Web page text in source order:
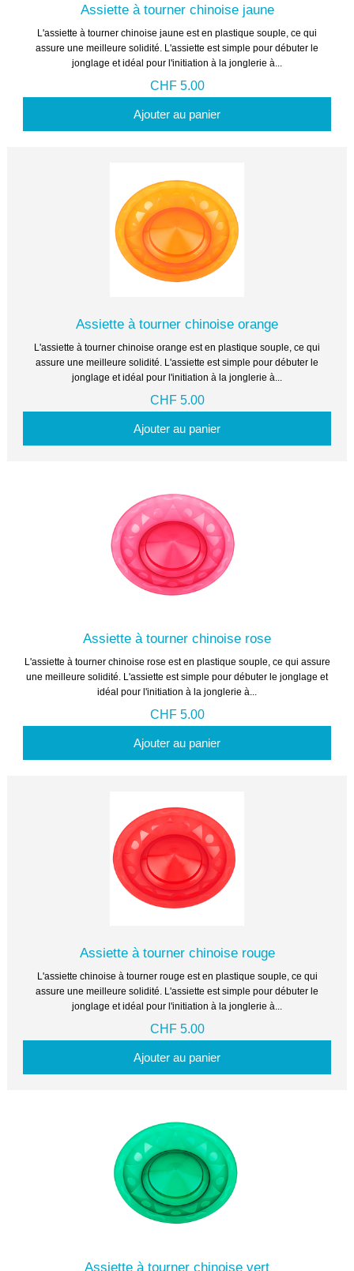
Assiette à tourner chinoise jaune
L'assiette à tourner chinoise jaune est en plastique souple, ce qui
assure une meilleure solidité. L'assiette est simple pour débuter le
jonglage et idéal pour l'initiation à la jonglerie à...
CHF 5.00
Ajouter au panier
Assiette à tourner chinoise orange
L'assiette à tourner chinoise orange est en plastique souple, ce qui
assure une meilleure solidité. L'assiette est simple pour débuter le
jonglage et idéal pour l'initiation à la jonglerie à...
CHF 5.00
Ajouter au panier
Assiette à tourner chinoise rose
L'assiette à tourner chinoise rose est en plastique souple, ce qui assure
une meilleure solidité. L'assiette est simple pour débuter le jonglage et
idéal pour l'initiation à la jonglerie à...
CHF 5.00
Ajouter au panier
Assiette à tourner chinoise rouge
L'assiette chinoise à tourner rouge est en plastique souple, ce qui
assure une meilleure solidité. L'assiette est simple pour débuter le
jonglage et idéal pour l'initiation à la jonglerie à...
CHF 5.00
Ajouter au panier
Assiette à tourner chinoise vert